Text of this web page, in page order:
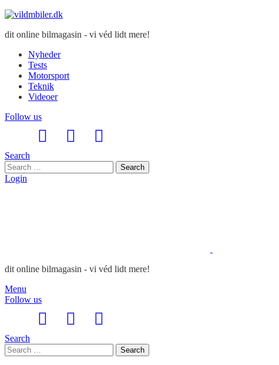
dit online bilmagasin - vi véd lidt mere!
Nyheder
Tests
Motorsport
Teknik
Videoer
Follow us
Search
Search
for:
Search
Login
dit online bilmagasin - vi véd lidt mere!
Menu
Follow us
Search
Search
for:
Search